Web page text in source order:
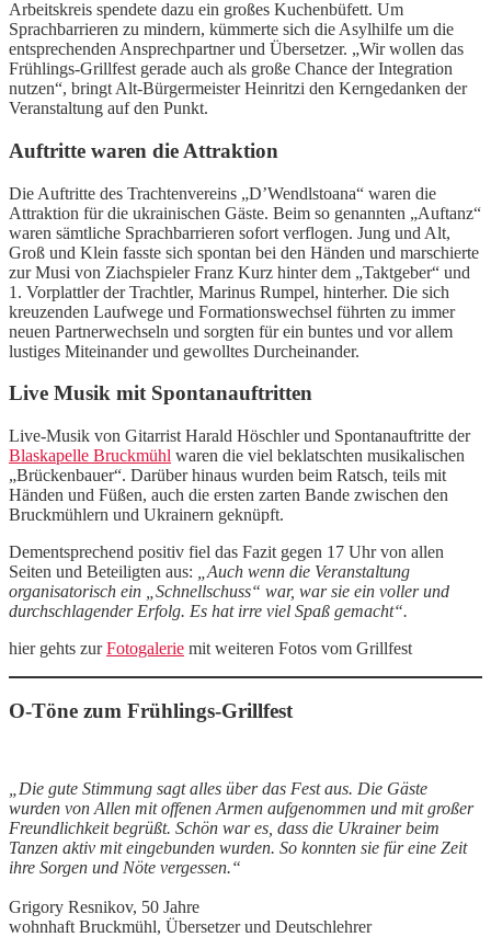
Arbeitskreis spendete dazu ein großes Kuchenbüfett. Um
Sprachbarrieren zu mindern, kümmerte sich die Asylhilfe um die
entsprechenden Ansprechpartner und Übersetzer. „Wir wollen das
Frühlings-Grillfest gerade auch als große Chance der Integration
nutzen“, bringt Alt-Bürgermeister Heinritzi den Kerngedanken der
Veranstaltung auf den Punkt.
Auftritte waren die Attraktion
Die Auftritte des Trachtenvereins „D’Wendlstoana“ waren die
Attraktion für die ukrainischen Gäste. Beim so genannten „Auftanz“
waren sämtliche Sprachbarrieren sofort verflogen. Jung und Alt,
Groß und Klein fasste sich spontan bei den Händen und marschierte
zur Musi von Ziachspieler Franz Kurz hinter dem „Taktgeber“ und
1. Vorplattler der Trachtler, Marinus Rumpel, hinterher. Die sich
kreuzenden Laufwege und Formationswechsel führten zu immer
neuen Partnerwechseln und sorgten für ein buntes und vor allem
lustiges Miteinander und gewolltes Durcheinander.
Live Musik mit Spontanauftritten
Live-Musik von Gitarrist Harald Höschler und Spontanauftritte der
Blaskapelle Bruckmühl waren die viel beklatschten musikalischen
„Brückenbauer“. Darüber hinaus wurden beim Ratsch, teils mit
Händen und Füßen, auch die ersten zarten Bande zwischen den
Bruckmühlern und Ukrainern geknüpft.
Dementsprechend positiv fiel das Fazit gegen 17 Uhr von allen
Seiten und Beteiligten aus:
„Auch wenn die Veranstaltung
organisatorisch ein „Schnellschuss“ war, war sie ein voller und
durchschlagender Erfolg. Es hat irre viel Spaß gemacht“.
hier gehts zurFotogalerie mit weiteren Fotos vom Grillfest
O-Töne zum Frühlings-Grillfest
„Die gute Stimmung sagt alles über das Fest aus. Die Gäste
wurden von Allen mit offenen Armen aufgenommen und mit großer
Freundlichkeit begrüßt. Schön war es, dass die Ukrainer beim
Tanzen aktiv mit eingebunden wurden. So konnten sie für eine Zeit
ihre Sorgen und Nöte vergessen.“
Grigory Resnikov, 50 Jahre
wohnhaft Bruckmühl, Übersetzer und Deutschlehrer